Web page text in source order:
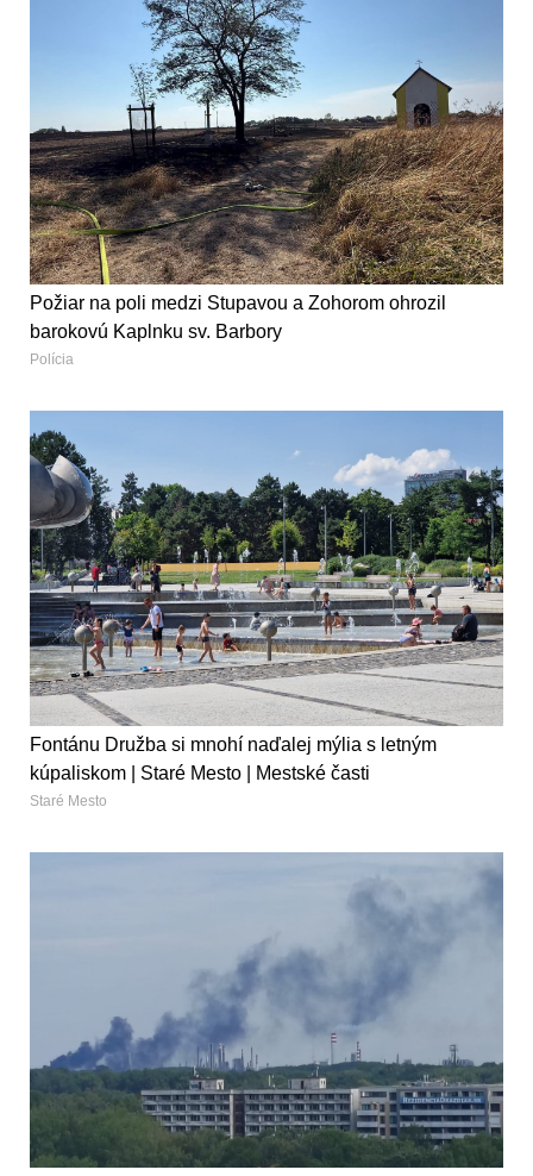
Požiar na poli medzi Stupavou a Zohorom ohrozil
barokovú Kaplnku sv. Barbory
Polícia
Fontánu Družba si mnohí naďalej mýlia s letným
kúpaliskom | Staré Mesto | Mestské časti
Staré Mesto